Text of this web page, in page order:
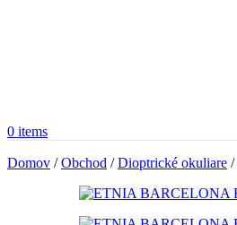
0 items
Domov /Obchod /Dioptrické okuliare /